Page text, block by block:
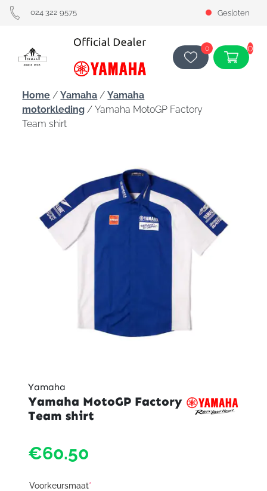
024 322 9575 Gesloten
0 0
Home /Yamaha /Yamaha
motorkleding / Yamaha MotoGP Factory
Team shirt
Yamaha
Yamaha MotoGP Factory
Team shirt
€60.50
Voorkeursmaat*